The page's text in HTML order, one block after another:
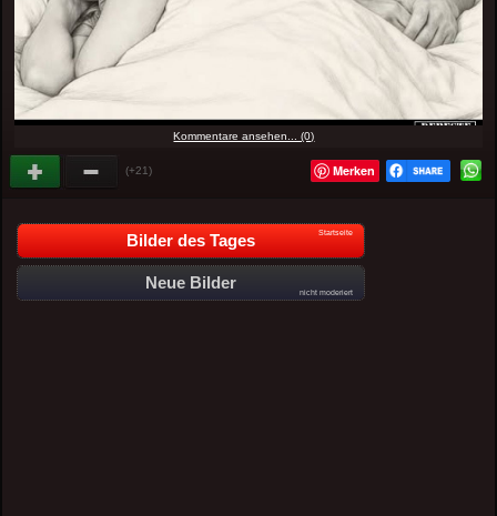
Kommentare ansehen... (0)
(+21) Merken
Bilder des Tages Startseite
Neue Bilder
nicht moderiert